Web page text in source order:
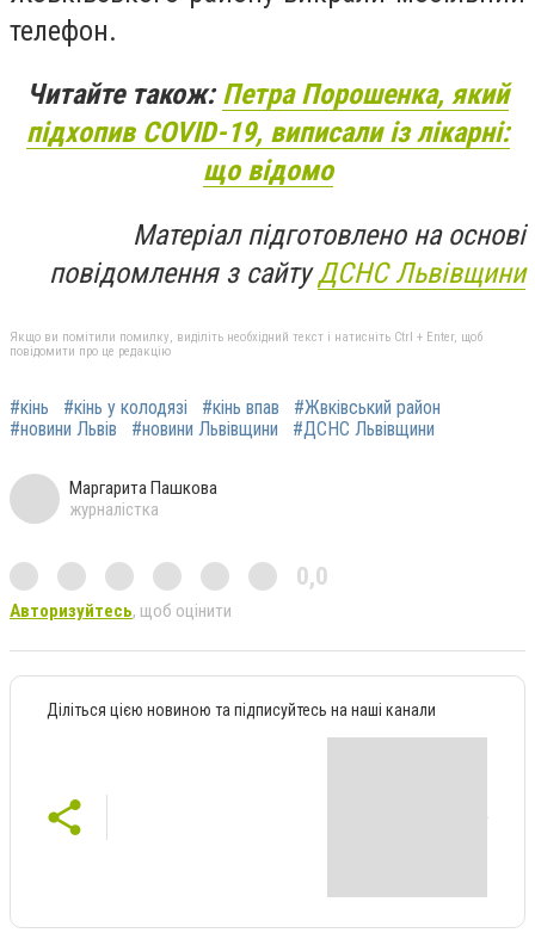
телефон.
Читайте також:Петра Порошенка, який
підхопив COVID-19, виписали із лікарні:
що відомо
Матеріал підготовлено на основі
повідомлення з сайтуДСНС Львівщини
Якщо ви помітили помилку, виділіть необхідний текст і натисніть Ctrl + Enter, щоб
повідомити про це редакцію
#кінь #кінь у колодязі #кінь впав
#Жвківський район
#новини Львів
#новини Львівщини #ДСНС Львівщини
Маргарита Пашкова
журналістка
0,0
Авторизуйтесь, щоб оцінити
Діліться цією новиною та підписуйтесь на наші канали